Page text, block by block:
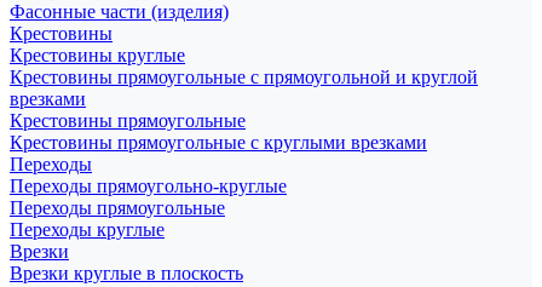
Фасонные части (изделия)
Крестовины
Крестовины круглые
Крестовины прямоугольные с прямоугольной и круглой
врезками
Крестовины прямоугольные
Крестовины прямоугольные с круглыми врезками
Переходы
Переходы прямоугольно-круглые
Переходы прямоугольные
Переходы круглые
Врезки
Врезки круглые в плоскость